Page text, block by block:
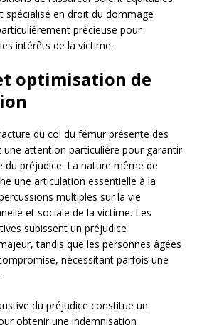
spécialisé en droit du dommage
précieuse pour
intérêts de la victime.
optimisation de
du col du fémur présente des
attention particulière pour garantir
du préjudice. La nature même de
une articulation essentielle à la
multiples sur la vie
et sociale de la victime. Les
subissent un préjudice
tandis que les personnes âgées
nécessitant parfois une
du préjudice constitue un
obtenir une indemnisation